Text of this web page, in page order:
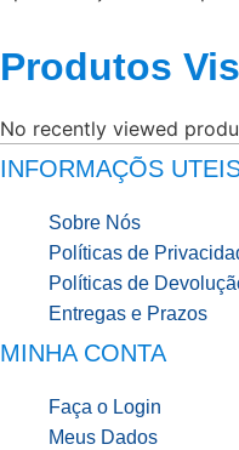
Produtos
No recently viewed
INFORMAÇÕS
Sobre Nós
Políticas de
Políticas de
Entregas e Prazos
MINHA CONTA
Faça o Login
Meus Dados